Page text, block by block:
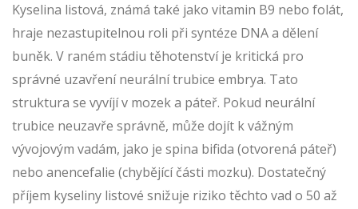
Kyselina listová, známá také jako vitamin B9 nebo folát,
hraje nezastupitelnou roli při syntéze DNA a dělení
buněk. V raném stádiu těhotenství je kritická pro
správné uzavření neurální trubice embrya. Tato
struktura se vyvíjí v mozek a páteř. Pokud neurální
trubice neuzavře správně, může dojít k vážným
vývojovým vadám, jako je spina bifida (otvorená páteř)
nebo anencefalie (chybějící části mozku). Dostatečný
příjem kyseliny listové snižuje riziko těchto vad o 50 až